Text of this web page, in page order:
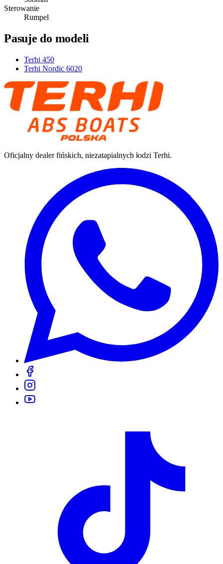
Sterowanie
Rumpel
Pasuje do modeli
Terhi 450
Terhi Nordic 6020
Oficjalny dealer fińskich, niezatapialnych łodzi Terhi.